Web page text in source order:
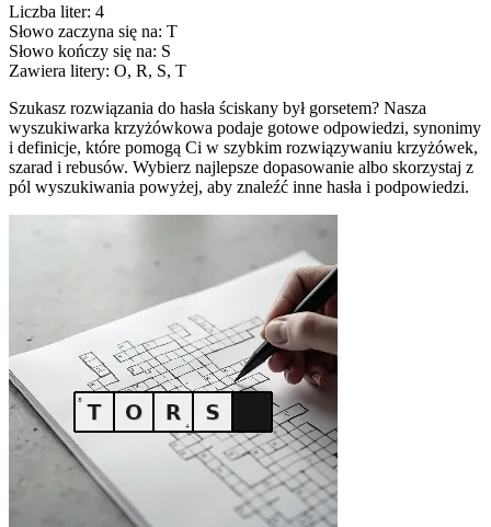
Liczba liter: 4
Słowo zaczyna się na: T
Słowo kończy się na: S
Zawiera litery: O, R, S, T
Szukasz rozwiązania do hasła ściskany był gorsetem? Nasza
wyszukiwarka krzyżówkowa podaje gotowe odpowiedzi, synonimy
i definicje, które pomogą Ci w szybkim rozwiązywaniu krzyżówek,
szarad i rebusów. Wybierz najlepsze dopasowanie albo skorzystaj z
pól wyszukiwania powyżej, aby znaleźć inne hasła i podpowiedzi.